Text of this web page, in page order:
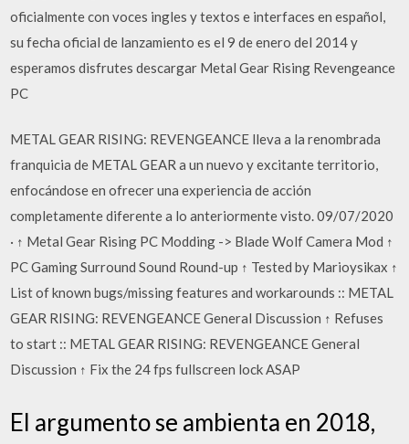
oficialmente con voces ingles y textos e interfaces en español,
su fecha oficial de lanzamiento es el 9 de enero del 2014 y
esperamos disfrutes descargar Metal Gear Rising Revengeance
PC
METAL GEAR RISING: REVENGEANCE lleva a la renombrada
franquicia de METAL GEAR a un nuevo y excitante territorio,
enfocándose en ofrecer una experiencia de acción
completamente diferente a lo anteriormente visto. 09/07/2020
· ↑ Metal Gear Rising PC Modding -> Blade Wolf Camera Mod ↑
PC Gaming Surround Sound Round-up ↑ Tested by Marioysikax ↑
List of known bugs/missing features and workarounds :: METAL
GEAR RISING: REVENGEANCE General Discussion ↑ Refuses
to start :: METAL GEAR RISING: REVENGEANCE General
Discussion ↑ Fix the 24 fps fullscreen lock ASAP
El argumento se ambienta en 2018,